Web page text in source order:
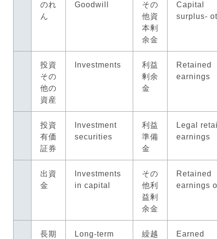
のれ
ん
Goodwill
その
他資
本剰
余金
Capital
surplus-
投資
その
他の
資産
Investments
利益
剰余
金
Retained
earnings
投資
有価
証券
Investment
securities
利益
準備
金
Legal
earnings
出資
金
Investments
in capital
その
他利
益剰
余金
Retained
earnings
長期
Long-term
繰越
Earned